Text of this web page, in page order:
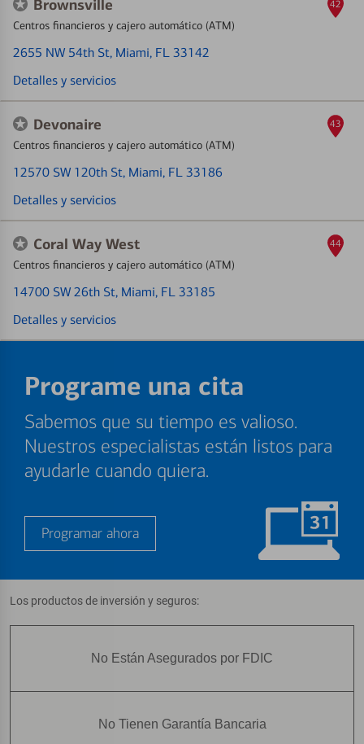
Brownsville
Centros financieros y cajero automático (ATM)
2655 NW 54th St, Miami, FL 33142
Detalles y servicios
42
Devonaire
Centros financieros y cajero automático (ATM)
12570 SW 120th St, Miami, FL 33186
Detalles y servicios
43
Coral Way West
Centros financieros y cajero automático (ATM)
14700 SW 26th St, Miami, FL 33185
Detalles y servicios
44
Programe una cita
Sabemos que su tiempo es valioso.
Nuestros especialistas están listos para
ayudarle cuando quiera.
Programar ahora
Los productos de inversión y seguros:
No Están Asegurados por FDIC
No Tienen Garantía Bancaria